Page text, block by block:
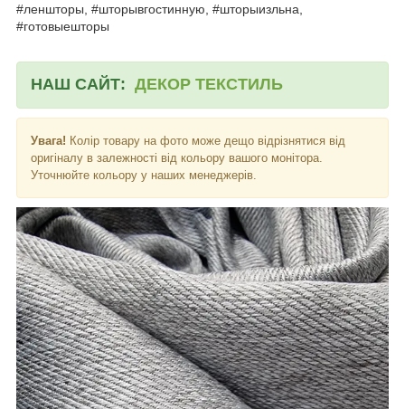
#леншторы, #шторывгостинную, #шторыизльна,
#готовыешторы
НАШ САЙТ: ДЕКОР ТЕКСТИЛЬ
Увага! Колір товару на фото може дещо відрізнятися від
оригіналу в залежності від кольору вашого монітора.
Уточнюйте кольору у наших менеджерів.